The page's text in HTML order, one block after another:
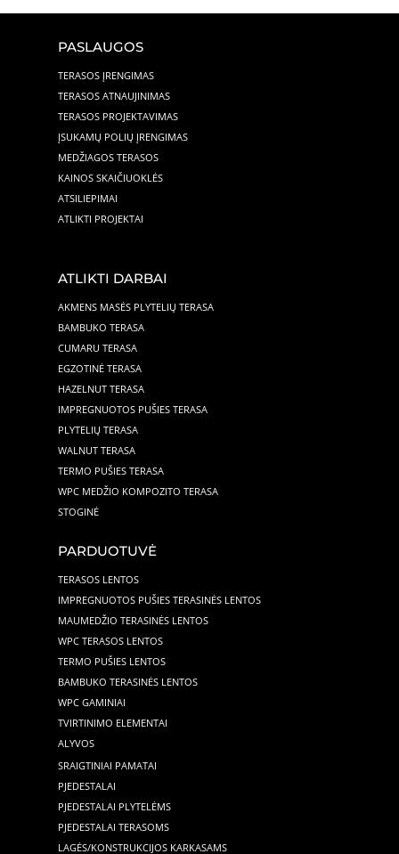
PASLAUGOS
TERASOS ĮRENGIMAS
TERASOS ATNAUJINIMAS
TERASOS PROJEKTAVIMAS
ĮSUKAMŲ POLIŲ ĮRENGIMAS
MEDŽIAGOS TERASOS
KAINOS SKAIČIUOKLĖS
ATSILIEPIMAI
ATLIKTI PROJEKTAI
ATLIKTI DARBAI
AKMENS MASĖS PLYTELIŲ TERASA
BAMBUKO TERASA
CUMARU TERASA
EGZOTINĖ TERASA
HAZELNUT TERASA
IMPREGNUOTOS PUŠIES TERASA
PLYTELIŲ TERASA
WALNUT TERASA
TERMO PUŠIES TERASA
WPC MEDŽIO KOMPOZITO TERASA
STOGINĖ
PARDUOTUVĖ
TERASOS LENTOS
IMPREGNUOTOS PUŠIES TERASINĖS LENTOS
MAUMEDŽIO TERASINĖS LENTOS
WPC TERASOS LENTOS
TERMO PUŠIES LENTOS
BAMBUKO TERASINĖS LENTOS
WPC GAMINIAI
TVIRTINIMO ELEMENTAI
ALYVOS
SRAIGTINIAI PAMATAI
PJEDESTALAI
PJEDESTALAI PLYTELĖMS
PJEDESTALAI TERASOMS
LAGĖS/KONSTRUKCIJOS KARKASAMS